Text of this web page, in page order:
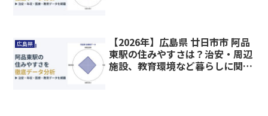
広島県
【2026年】広島県 廿日市市 阿品
東駅の住みやすさは？治安・周辺
施設、教育環境など暮らしに関わ